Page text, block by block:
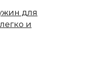
для
и